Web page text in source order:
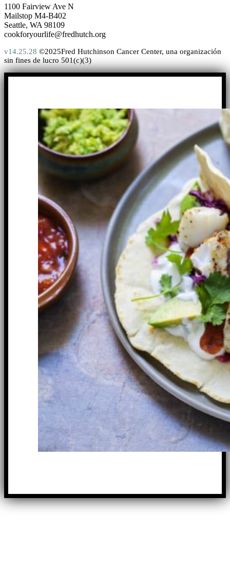
1100 Fairview Ave N
Mailstop M4-B402
Seattle, WA 98109
cookforyourlife@fredhutch.org
v14.25.28 ©2025Fred Hutchinson Cancer Center, una organización
sin fines de lucro 501(c)(3)